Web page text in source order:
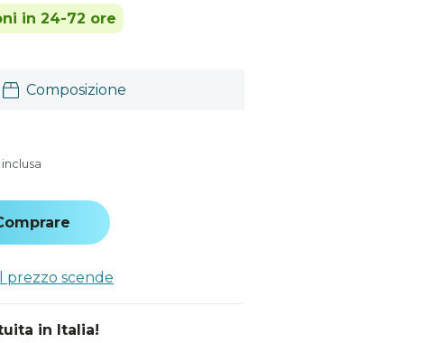
in 24-72 ore
Composizione
inclusa
prezzo scende
in Italia!